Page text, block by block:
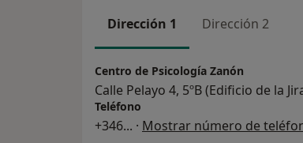
Dirección 1 Dirección 2
Centro de Psicología Zanón
Calle Pelayo 4, 5ºB (Edificio de la
Teléfono
+346... · Mostrar número de